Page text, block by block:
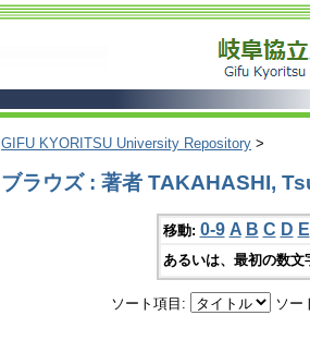
GIFU KYORITSU University Repository >
ブラウズ : 著者 TAKAHASHI,
移動: 0-9 A B C D E
あるいは、最初の数
ソート項目: ソー